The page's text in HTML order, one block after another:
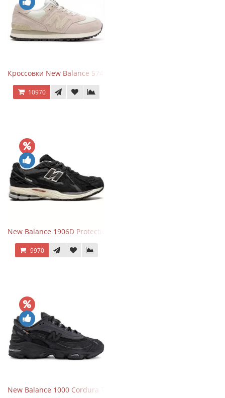
Кроссовки New Balance 574 Light Grey Pink
10970
New Balance 1906D Protection Pack Black черные
9970
New Balance 1000 Cordura Trainers Black Cement